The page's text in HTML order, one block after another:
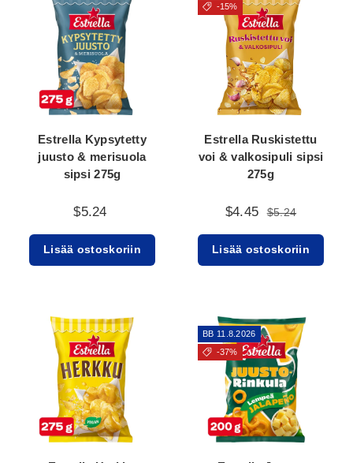
Estrella Kypsytetty
juusto & merisuola
sipsi 275g
$5.24
Lisää ostoskoriin
-15%
Estrella Ruskistettu
voi & valkosipuli sipsi
275g
$4.45 $5.24
Lisää ostoskoriin
BB 11.8.2026
-37%